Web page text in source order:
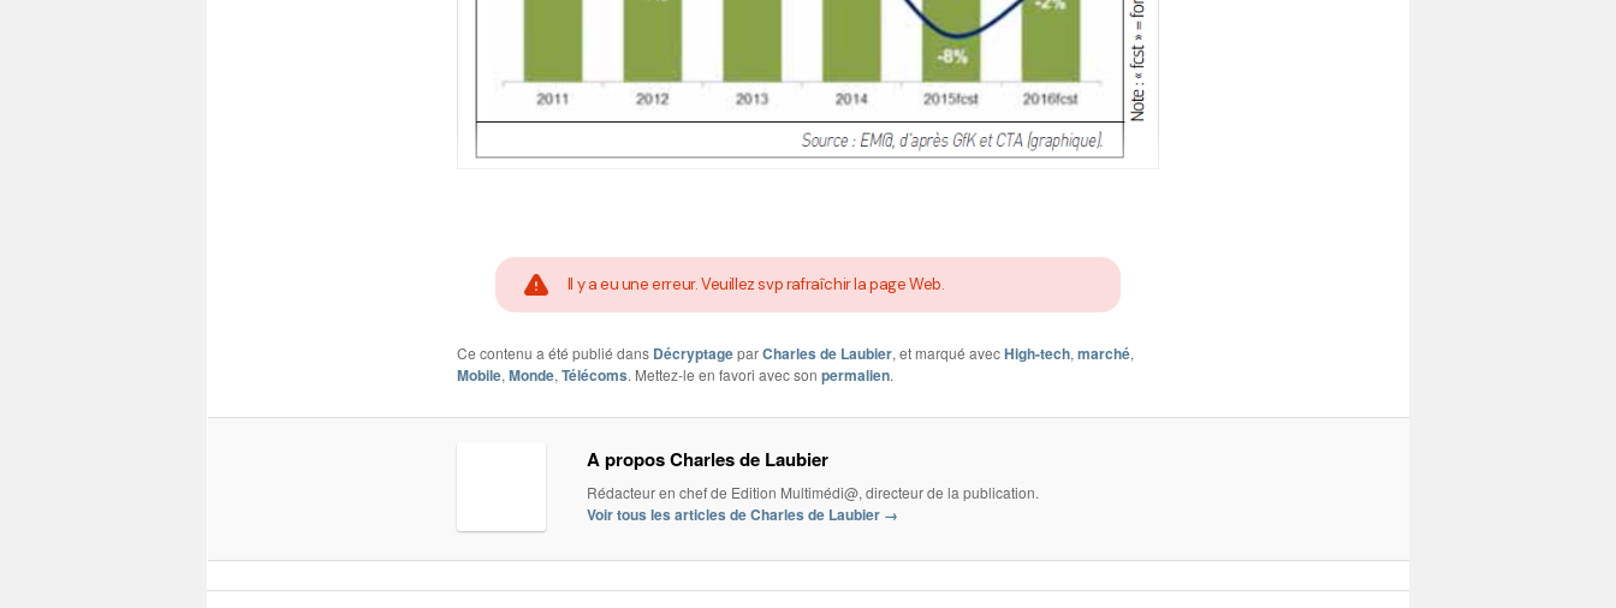
Il y a eu une erreur. Veuillez svp rafraîchir la page Web.
Ce contenu a été publié dans DécryptageparCharles de Laubier, et marqué avecHigh-tech, marché,
Mobile, Monde, Télécoms. Mettez-le en favori avec son permalien.
A propos Charles de Laubier
Rédacteur en chef de Edition Multimédi@, directeur de la publication.
Voir tous les articles de Charles de Laubier →